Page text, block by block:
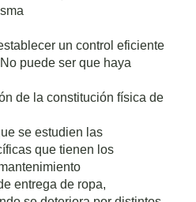
un control eficiente
puede ser que haya
de la constitución física de
se estudien las
que tienen los
entrega de ropa,